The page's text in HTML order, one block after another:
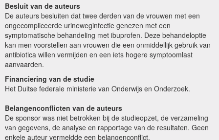
Besluit van de auteurs
De auteurs besluiten dat twee derden van de vrouwen met een
ongecompliceerde urineweginfectie genezen met een
symptomatische behandeling met ibuprofen. Deze behandeloptie
kan men voorstellen aan vrouwen die een onmiddellijk gebruik van
antibiotica willen vermijden en een iets hogere symptoomlast
aanvaarden.
Financiering van de studie
Het Duitse federale ministerie van Onderwijs en Onderzoek.
Belangenconflicten van de auteurs
De sponsor was niet betrokken bij de studieopzet, de verzameling
van gegevens, de analyse en rapportage van de resultaten. Geen
enkele auteur vermeldde een belangenconflict.